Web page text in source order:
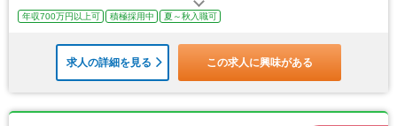
年収700万円以上可 積極採用中 夏～秋入職可
求人の詳細を見る この求人に興味がある